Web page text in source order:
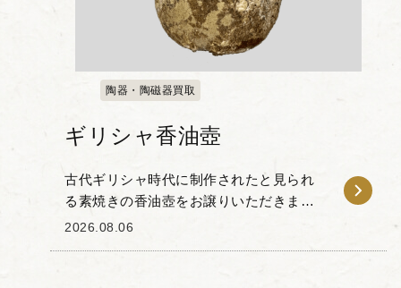
陶器・陶磁器買取
ギリシャ香油壺
古代ギリシャ時代に制作されたと見られ
る素焼きの香油壺をお譲りいただきまし
た。 下部が丸みを帯びた洋梨状のシルエ
2026.08.06